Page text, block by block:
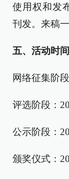
使用权和发
刊发。来稿
五、活动时间
网络征集阶
评选阶段：
公示阶段：
颁奖仪式：